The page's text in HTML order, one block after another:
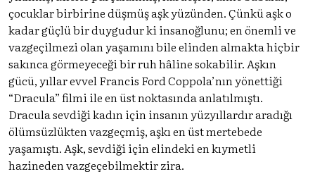
çocuklar birbirine düşmüş aşk yüzünden. Çünkü aşk o
kadar güçlü bir duygudur ki insanoğlunu; en önemli ve
vazgeçilmezi olan yaşamını bile elinden almakta hiçbir
sakınca görmeyeceği bir ruh hâline sokabilir. Aşkın
gücü, yıllar evvel Francis Ford Coppola’nın yönettiği
“Dracula” filmi ile en üst noktasında anlatılmıştı.
Dracula sevdiği kadın için insanın yüzyıllardır aradığı
ölümsüzlükten vazgeçmiş, aşkı en üst mertebede
yaşamıştı. Aşk, sevdiği için elindeki en kıymetli
hazineden vazgeçebilmektir zira.